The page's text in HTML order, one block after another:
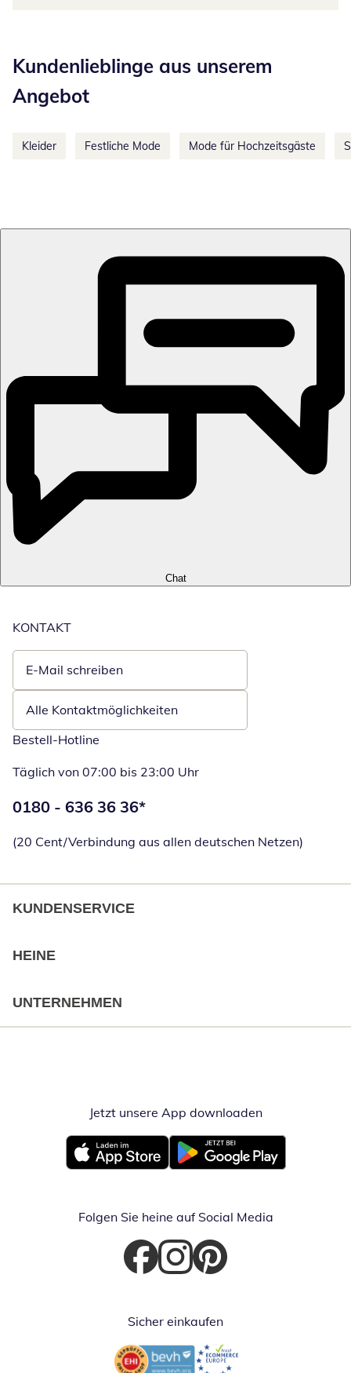
Kundenlieblinge aus unserem
Angebot
Kleider Festliche Mode Mode für Hochzeitsgäste
Chat
KONTAKT
E-Mail schreiben
Öffnet E-Mail-Client
Alle Kontaktmöglichkeiten
Bestell-Hotline
Täglich von 07:00 bis 23:00 Uhr
Telefonnummer:
0180 - 636 36 36*
(20 Cent/Verbindung aus allen deutschen Netzen)
KUNDENSERVICE
HEINE
UNTERNEHMEN
Jetzt unsere App downloadenÖffnet in
Öffnet in neuem FensterÖffnet in neuem Fenster
Folgen Sie heine auf Social Media
Öffnet in neuem Fenster
Öffnet in neuem Fenster
Öffnet in neuem Fenster
Sicher einkaufen